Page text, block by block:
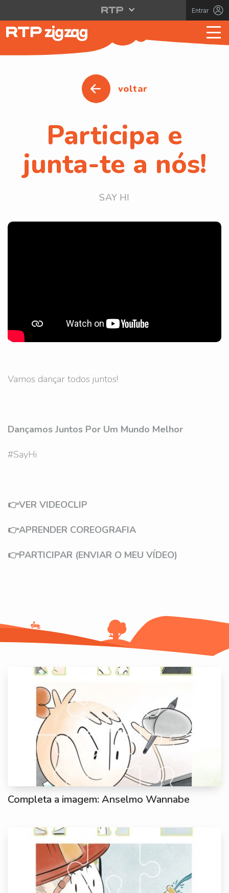
Entrar
voltar
Participa e
junta-te a nós!
SAY HI
Vamos dançar todos juntos!
Dançamos Juntos Por Um Mundo Melhor
#SayHi
👉VER VIDEOCLIP
👉APRENDER COREOGRAFIA
👉PARTICIPAR (ENVIAR O MEU VÍDEO)
Completa a imagem: Anselmo Wannabe